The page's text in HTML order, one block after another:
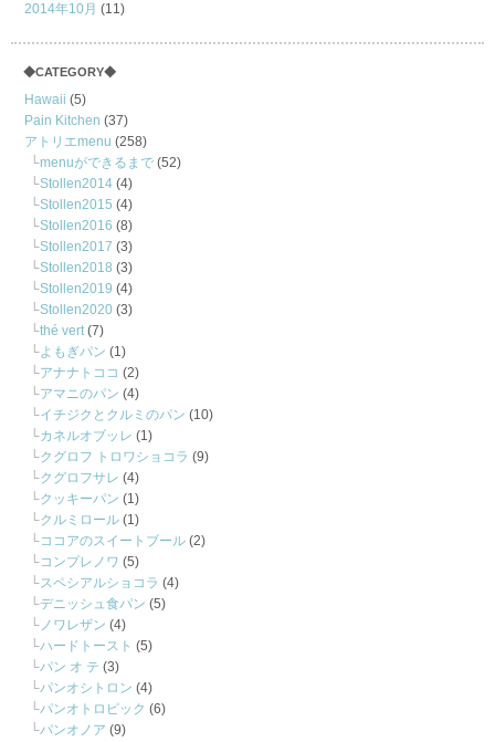
2014年10月 (11)
◆CATEGORY◆
Hawaii (5)
Pain Kitchen (37)
アトリエmenu (258)
menuができるまで (52)
Stollen2014 (4)
Stollen2015 (4)
Stollen2016 (8)
Stollen2017 (3)
Stollen2018 (3)
Stollen2019 (4)
Stollen2020 (3)
thé vert(7)
よもぎパン (1)
アナナトココ (2)
アマニのパン (4)
イチジクとクルミのパン (10)
カネルオブッレ (1)
クグロフ トロワショコラ (9)
クグロフサレ (4)
クッキーパン (1)
クルミロール (1)
ココアのスイートブール (2)
コンプレノワ (5)
スペシアルショコラ (4)
デニッシュ食パン (5)
ノワレザン (4)
ハードトースト (5)
パン オ テ (3)
パンオシトロン (4)
パンオトロピック (6)
パンオノア (9)